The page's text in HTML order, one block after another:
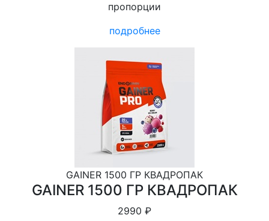
пропорции
подробнее
GAINER 1500 ГР КВАДРОПАК
GAINER 1500 ГР КВАДРОПАК
2990 ₽